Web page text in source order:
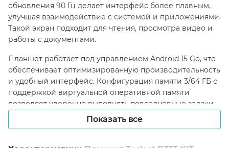
обновления 90 Гц делает интерфейс более плавным,
улучшая взаимодействие с системой и приложениями.
Такой экран подходит для чтения, просмотра видео и
работы с документами.
Планшет работает под управлением Android 15 Go, что
обеспечивает оптимизированную производительность
и удобный интерфейс. Конфигурация памяти 3/64 ГБ с
поддержкой виртуальной оперативной памяти
позволяет уверенно выполнять повседневные задачи,
а возможность расширения хранилища с помощью
карт microSD до 1 ТБ добавляет гибкости в хранении
Показать все